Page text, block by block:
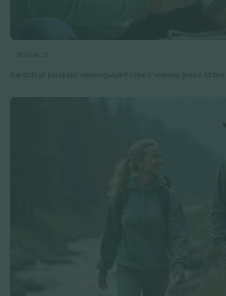
2025 09 22
Kardiologė perspėja: nekoreguojant rizikos veiksnių gresia